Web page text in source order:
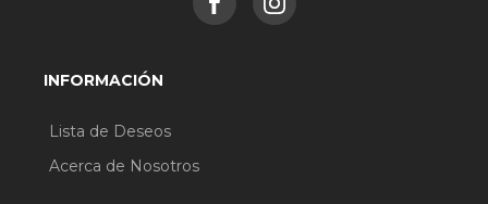
INFORMACIÓN
Lista de Deseos
Acerca de Nosotros